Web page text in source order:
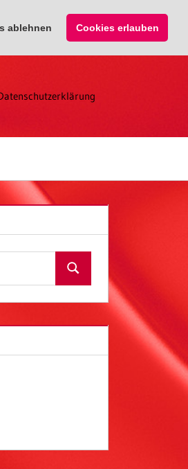
ablehnen Cookies erlauben
Suchen